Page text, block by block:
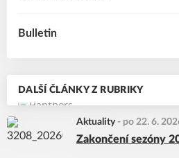
Bulletin
DALŠÍ ČLÁNKY Z RUBRIKY
Aktuality - po 22. 6.
Zakončení sezóny